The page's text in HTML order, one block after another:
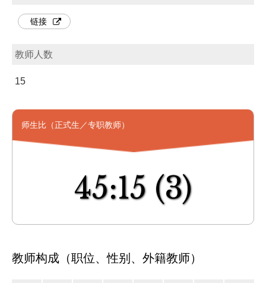
链接
教师人数
15
师生比（正式生／专职教师）
45:15 (3)
教师构成（职位、性别、外籍教师）